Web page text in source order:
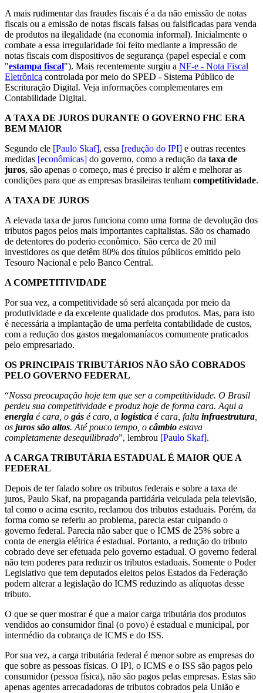
A mais rudimentar das fraudes fiscais é a da não emissão de notas
fiscais ou a emissão de notas fiscais falsas ou falsificadas para venda
de produtos na ilegalidade (na economia informal). Inicialmente o
combate a essa irregularidade foi feito mediante a impressão de
notas fiscais com dispositivos de segurança (papel especial e com
"estampa fiscal"). Mais recentemente surgiu a NF-e - Nota Fiscal
Eletrônica controlada por meio do SPED - Sistema Público de
Escrituração Digital. Veja informações complementares em
Contabilidade Digital.
A TAXA DE JUROS DURANTE O GOVERNO FHC ERA
BEM MAIOR
Segundo ele [Paulo Skaf], essa [redução do IPI] e outras recentes
medidas [econômicas] do governo, como a redução da taxa de
juros, são apenas o começo, mas é preciso ir além e melhorar as
condições para que as empresas brasileiras tenham competitividade.
A TAXA DE JUROS
A elevada taxa de juros funciona como uma forma de devolução dos
tributos pagos pelos mais importantes capitalistas. São os chamado
de detentores do poderio econômico. São cerca de 20 mil
investidores os que detêm 80% dos títulos públicos emitido pelo
Tesouro Nacional e pelo Banco Central.
A COMPETITIVIDADE
Por sua vez, a competitividade só será alcançada por meio da
produtividade e da excelente qualidade dos produtos. Mas, para isto
é necessária a implantação de uma perfeita contabilidade de custos,
com a redução dos gastos megalomaníacos comumente praticados
pelo empresariado.
OS PRINCIPAIS TRIBUTÁRIOS NÃO SÃO COBRADOS
PELO GOVERNO FEDERAL
“Nossa preocupação hoje tem que ser a competitividade. O Brasil
perdeu sua competitividade e produz hoje de forma cara. Aqui a
energia é cara, o gás é caro, a logística é cara, falta infraestrutura
os juros são altos. Até pouco tempo, o câmbio estava
completamente desequilibrado”, lembrou [Paulo Skaf].
A CARGA TRIBUTÁRIA ESTADUAL É MAIOR QUE A
FEDERAL
Depois de ter falado sobre os tributos federais e sobre a taxa de
juros, Paulo Skaf, na propaganda partidária veiculada pela televisão,
tal como o acima escrito, reclamou dos tributos estaduais. Porém, da
forma como se referiu ao problema, parecia estar culpando o
governo federal. Parecia não saber que o ICMS de 25% sobre a
conta de energia elétrica é estadual. Portanto, a redução do tributo
cobrado deve ser efetuada pelo governo estadual. O governo federal
não tem poderes para reduzir os tributos estaduais. Somente o Poder
Legislativo que tem deputados eleitos pelos Estados da Federação
podem alterar a legislação do ICMS reduzindo as alíquotas desse
tributo.
O que se quer mostrar é que a maior carga tributária dos produtos
vendidos ao consumidor final (o povo) é estadual e municipal, por
intermédio da cobrança de ICMS e do ISS.
Por sua vez, a carga tributária federal é menor sobre as empresas do
que sobre as pessoas físicas. O IPI, o ICMS e o ISS são pagos pelo
consumidor (pessoa física), não são pagos pelas empresas. Estas são
apenas agentes arrecadadoras de tributos cobrados pela União e